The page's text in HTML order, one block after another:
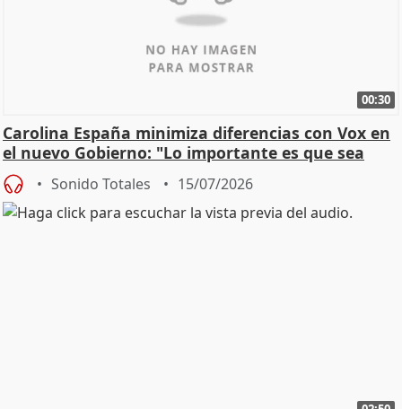
00:30
Carolina España minimiza diferencias con Vox en
el nuevo Gobierno: "Lo importante es que sea
una leg
Sonido Totales 15/07/2026